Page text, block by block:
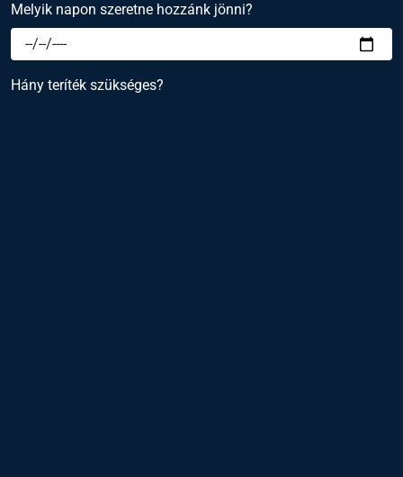
Melyik napon szeretne hozzánk jönni?
Hány teríték szükséges?